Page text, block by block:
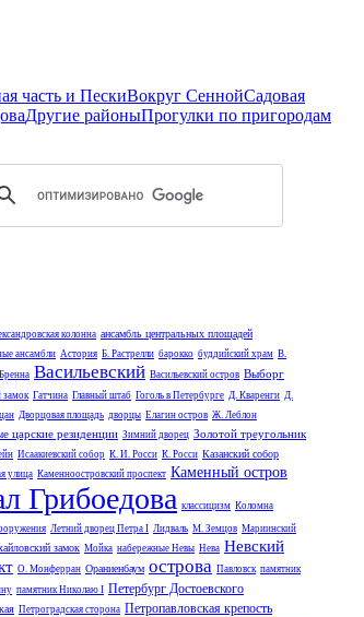
часть и ПескиВокруг СеннойСадовая
Другие районыПрогулки по пригородам
колонна ансамбль центральных площадей
ансамбли Астория Б. Растрелли барокко буддийский храм В.
Васильевский Васильевский остров Выборг
замок Гатчина Главный штаб Гоголь в Петербурге Д. Кваренги Д.
Дворцовая площадь дворцы Елагин остров Ж. Леблон
царские резиденции Зимний дворец Золотой треугольник
Исаакиевский собор К. И. Росси К. Росси Казанский собор
улица Каменноостровский проспект Каменный остров
Грибоедова классицизм Коломна
Летний дворец Петра I Лидваль М. Земцов Мариинский
замок Мойка набережные Невы Нева Невский
О. Монферран Ораниенбаум острова Павловск памятник
памятник Николаю I Петербург Достоевского
Петроградская сторона Петропавловская крепость